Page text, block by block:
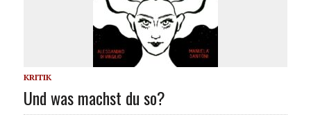
KRITIK
Und was machst du so?